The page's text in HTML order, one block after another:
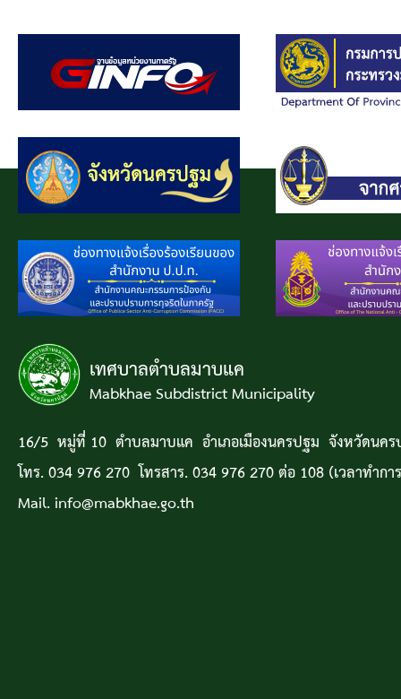
เทศบาลตำบลมาบแค
Mabkhae Subdistrict Municipality
16/5 หมู่ที่ 10 ตำบลมาบแค อำเภอเมืองนครปฐม จังหวัดนค
โทร. 034 976 270 โทรสาร. 034 976 270 ต่อ 108 (เวลาทำกา
Mail. info@mabkhae.go.th